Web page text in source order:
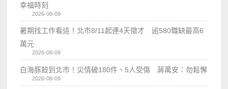
幸福時刻
2026-08-09
暑期找工作看這！北市8/11起連4天徵才 逾580職缺最高6
萬元
2026-08-09
白海豚殺到北市！災情破180件、5人受傷 蔣萬安：勿鬆懈
2026-08-09